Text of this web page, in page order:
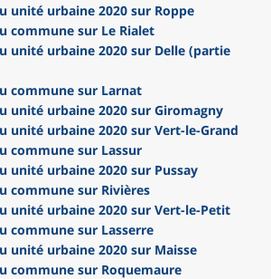
unité urbaine 2020 sur Roppe
commune sur Le Rialet
unité urbaine 2020 sur Delle (partie
commune sur Larnat
unité urbaine 2020 sur Giromagny
unité urbaine 2020 sur Vert-le-Grand
commune sur Lassur
unité urbaine 2020 sur Pussay
commune sur Rivières
unité urbaine 2020 sur Vert-le-Petit
commune sur Lasserre
unité urbaine 2020 sur Maisse
commune sur Roquemaure